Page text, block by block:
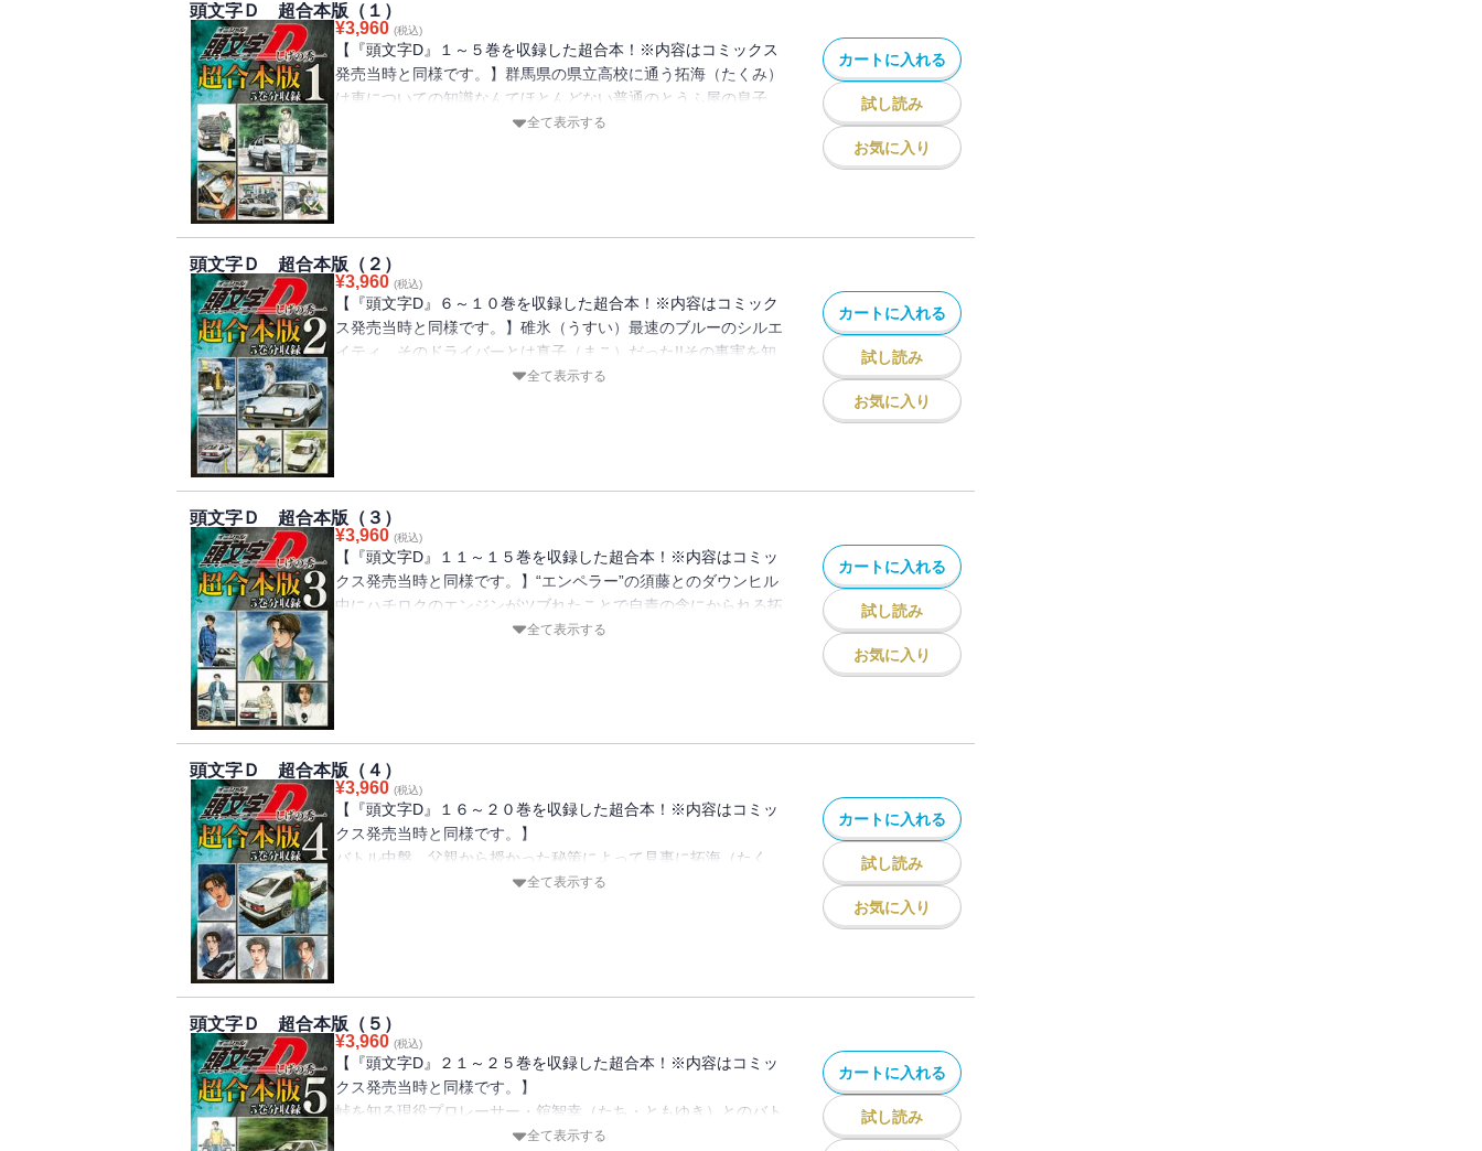
頭文字Ｄ 超合本版（１）
¥3,960 (税込)
【『頭文字D』１～５巻を収録した超合本！※内容はコミックス
発売当時と同様です。】群馬県の県立高校に通う拓海（たくみ）
は車についての知識なんてほとんどない普通のとうふ屋の息子。
ある日、拓海は親友の樹（イツキ）と共に、バイト先の先輩であ
と燃える池谷だったが……!?
全て表示する
カートに入れる
試し読み
お気に入り
頭文字Ｄ 超合本版（２）
¥3,960 (税込)
【『頭文字D』６～１０巻を収録した超合本！※内容はコミック
ス発売当時と同様です。】碓氷（うすい）最速のブルーのシルエ
イティ、そのドライバーとは真子（まこ）だった!!その事実を知
りショックで落ち込んでいた池谷を呼び出した真子は「今年の夏
全て表示する
カートに入れる
試し読み
お気に入り
頭文字Ｄ 超合本版（３）
¥3,960 (税込)
【『頭文字D』１１～１５巻を収録した超合本！※内容はコミッ
クス発売当時と同様です。】“エンペラー”の須藤とのダウンヒル
中にハチロクのエンジンがツブれたことで自責の念にかられる拓
海（たくみ）。一方、ハチロクの無残な結果は一晩のうちに不安
全て表示する
カートに入れる
試し読み
お気に入り
頭文字Ｄ 超合本版（４）
¥3,960 (税込)
【『頭文字D』１６～２０巻を収録した超合本！※内容はコミッ
クス発売当時と同様です。】
バトル中盤、父親から授かった秘策によって見事に拓海（たく
み）を抜いた小柏（こがしわ）カイだったが、絶体絶命と思われ
全て表示する
カートに入れる
試し読み
お気に入り
頭文字Ｄ 超合本版（５）
¥3,960 (税込)
【『頭文字D』２１～２５巻を収録した超合本！※内容はコミッ
クス発売当時と同様です。】
峠を知る現役プロレーサー・舘智幸（たち・ともゆき）とのバト
ルに涼介が選んだのは、なんと啓介ではなく拓海だった!!予想外
全て表示する
カートに入れる
試し読み